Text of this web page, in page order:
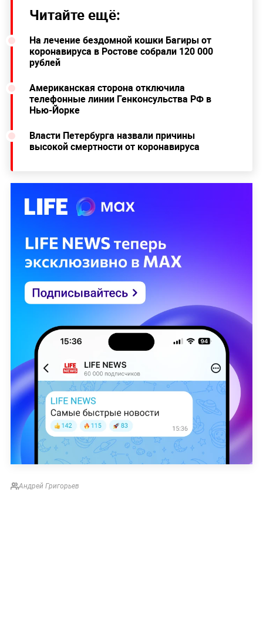
Читайте ещё:
На лечение бездомной кошки Багиры от
коронавируса в Ростове собрали 120 000
рублей
Американская сторона отключила
телефонные линии Генконсульства РФ в
Нью-Йорке
Власти Петербурга назвали причины
высокой смертности от коронавируса
Андрей Григорьев